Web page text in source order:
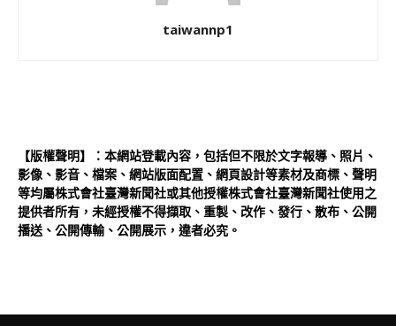
taiwannp1
【版權聲明】：本網站登載內容，包括但不限於文字報導、照片、
影像、影音、檔案、網站版面配置、網頁設計等素材及商標、聲明
等均屬株式會社臺灣新聞社或其他授權株式會社臺灣新聞社使用之
提供者所有，未經授權不得擷取、重製、改作、發行、散布、公開
播送、公開傳輸、公開展示，違者必究。